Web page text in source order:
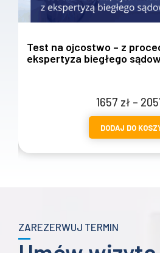
Test na ojcostwo – z
ekspertyza biegłego
1657 zł –
DODAJ DO
ZAREZERWUJ TERMIN